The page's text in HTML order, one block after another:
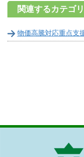
関連するカテゴ
物価高騰対応重点支